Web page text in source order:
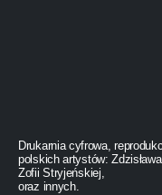
Drukarnia cyfrowa,
polskich artystów:
Zofii Stryjeńskiej,
oraz innych.